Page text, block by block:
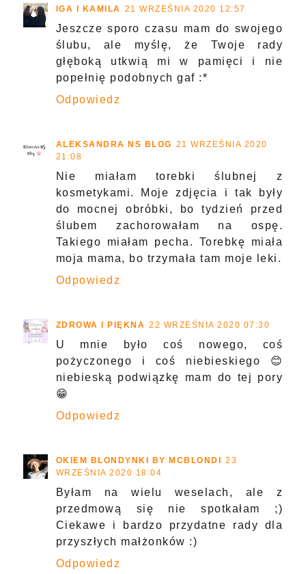
IGA I KAMILA 21 WRZEŚNIA 2020 12:57
Jeszcze sporo czasu mam do swojego
ślubu, ale myślę, że Twoje rady
głęboką utkwią mi w pamięci i nie
popełnię podobnych gaf :*
Odpowiedz
ALEKSANDRA NS BLOG 21 WRZEŚNIA 2020
21:08
Nie miałam torebki ślubnej z
kosmetykami. Moje zdjęcia i tak były
do mocnej obróbki, bo tydzień przed
ślubem zachorowałam na ospę.
Takiego miałam pecha. Torebkę miała
moja mama, bo trzymała tam moje leki.
Odpowiedz
ZDROWA I PIĘKNA 22 WRZEŚNIA 2020 07:30
U mnie było coś nowego, coś
pożyczonego i coś niebieskiego 😊
niebieską podwiązkę mam do tej pory
😁
Odpowiedz
OKIEM BLONDYNKI BY MCBLONDI 23
WRZEŚNIA 2020 18:04
Byłam na wielu weselach, ale z
przedmową się nie spotkałam ;)
Ciekawe i bardzo przydatne rady dla
przyszłych małżonków :)
Odpowiedz